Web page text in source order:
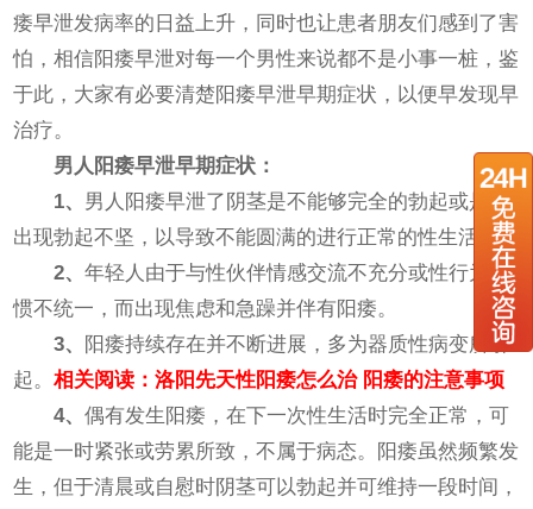
痿早泄发病率的日益上升，同时也让患者朋友们感到了害
怕，相信阳痿早泄对每一个男性来说都不是小事一桩，鉴
于此，大家有必要清楚阳痿早泄早期症状，以便早发现早
治疗。
男人阳痿早泄早期症状：
1、 男人阳痿早泄了阴茎是不能够完全的勃起或是会
出现勃起不坚，以导致不能圆满的进行正常的性生活。
2、年轻人由于与性伙伴情感交流不充分或性行为习
惯不统一，而出现焦虑和急躁并伴有阳痿。
3、 阳痿持续存在并不断进展，多为器质性病变所引
起。相关阅读：洛阳先天性阳痿怎么治 阳痿的注意事项
4、偶有发生阳痿，在下一次性生活时完全正常，可
能是一时紧张或劳累所致，不属于病态。阳痿虽然频繁发
生，但于清晨或自慰时阴茎可以勃起并可维持一段时间，